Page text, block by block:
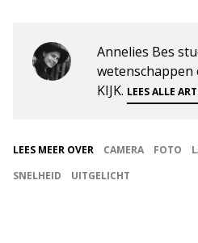
Annelies Bes
KIJK. LEES ALLE
LEES MEER OVER CAMERA FOTO
SNELHEID
UITGELICHT